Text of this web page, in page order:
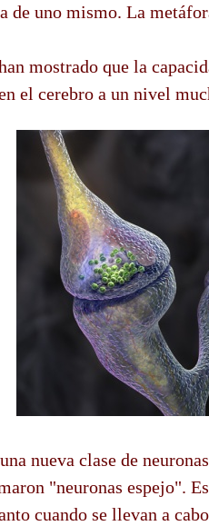
de uno mismo. La
mostrado que la
el cerebro a un nivel
nueva clase de
"neuronas espejo".
cuando se llevan a